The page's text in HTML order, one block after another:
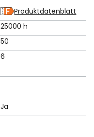
Produktdatenblatt
25000 h
50
6
Ja